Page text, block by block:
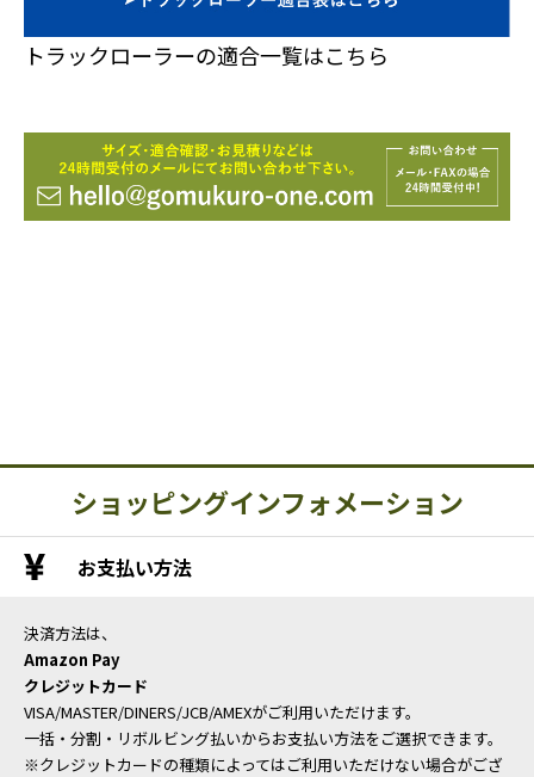
トラックローラーの適合一覧はこちら
ショッピングインフォメーション
お支払い方法
決済方法は、
Amazon Pay
クレジットカード
VISA/MASTER/DINERS/JCB/AMEXがご利用いただけます。
一括・分割・リボルビング払いからお支払い方法をご選択できます。
※クレジットカードの種類によってはご利用いただけない場合がござ